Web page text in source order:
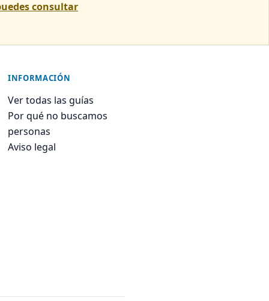
consultar
INFORMACIÓN
Ver todas las guías
Por qué no buscamos
personas
Aviso legal